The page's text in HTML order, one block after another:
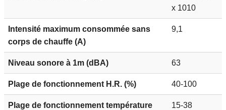
x 1010
Intensité maximum consommée sans
corps de chauffe (A)
9,1
Niveau sonore à 1m (dBA) 63
Plage de fonctionnement H.R. (%) 40-100
Plage de fonctionnement température
15-38